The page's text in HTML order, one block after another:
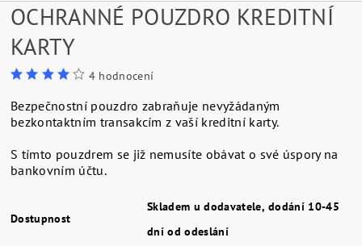
OCHRANNÉ POUZDRO KREDITNÍ
KARTY
4 hodnocení
Bezpečnostní pouzdro zabraňuje nevyžádaným
bezkontaktním transakcím z vaší kreditní karty.
S tímto pouzdrem se již nemusíte obávat o své úspory na
bankovním účtu.
Dostupnost
Skladem u dodavatele, dodání 10-45
dní od odeslání